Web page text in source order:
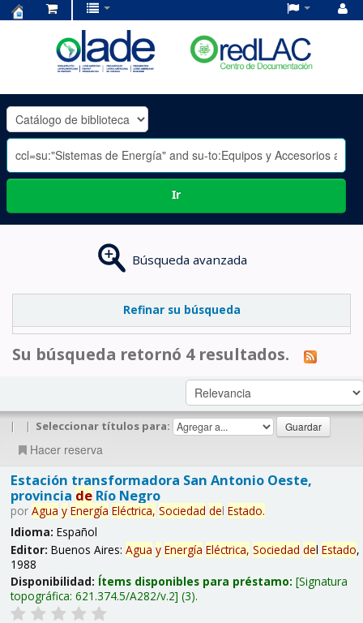
OLADE
-
Ir
Búsqueda avanzada
Refinar su búsqueda
Su búsqueda retornó 4 resultados.
| | Seleccionar títulos para:
Hacer reserva
Estación transformadora San Antonio Oeste,
provincia deRío Negro
por Agua y Energía Eléctrica, Sociedad del Estado.
Idioma: Español
Editor: Buenos Aires: Agua y Energía Eléctrica, Sociedad del Estado,
1988
Disponibilidad: Ítems disponibles para préstamo: Signatura
topográfica: 621.374.5/A282/v.2 (3).